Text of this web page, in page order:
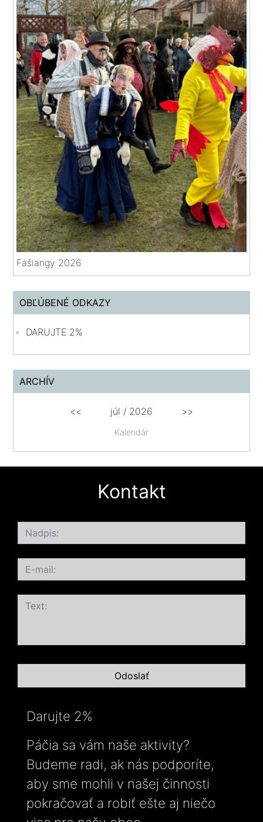
Fašiangy 2026
OBĽÚBENÉ ODKAZY
DARUJTE 2%
ARCHÍV
Kalendár
<< júl / 2026 >>
Kontakt
Darujte 2%
Páčia sa vám naše aktivity?
Budeme radi, ak nás podporíte,
aby sme mohli v našej činnosti
pokračovať a robiť ešte aj niečo